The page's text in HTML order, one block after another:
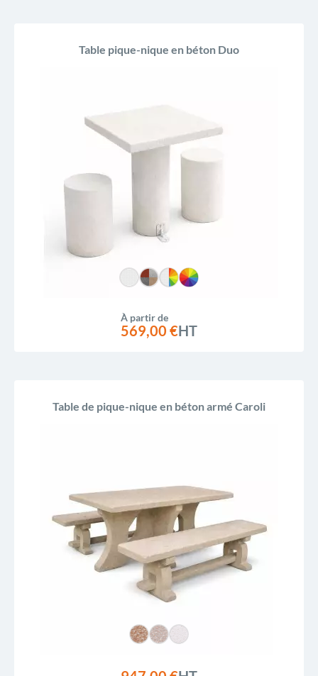
Table pique-nique en béton Duo
À partir de
569,00 €HT
Table de pique-nique en béton armé Caroli